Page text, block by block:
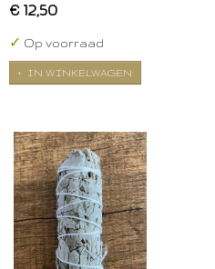
€ 12,50
✓ Op voorraad
IN WINKELWAGEN